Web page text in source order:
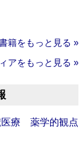
籍をもっと見る »
アをもっと見る »
医療 薬学的観点